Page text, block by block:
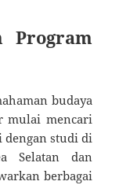
Program
budaya
mulai mencari
studi di
Selatan dan
berbagai